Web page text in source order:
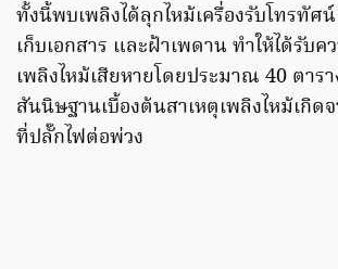
ทั้งนี้พบเพลิงได้ลุกไหม้เครื่องรับโทรทัศ
เก็บเอกสาร และฝ้าเพดาน ทำให้ได้รับ
เพลิงไหม้เสียหายโดยประมาณ 40 ตาร
สันนิษฐานเบื้องต้นสาเหตุเพลิงไหม้เกิด
ที่ปลั๊กไฟต่อพ่วง